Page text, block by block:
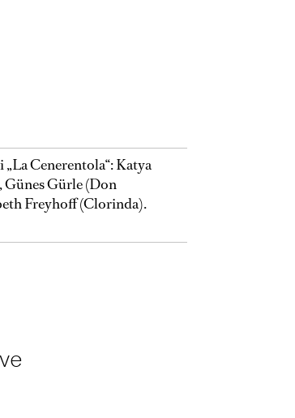
Cenerentola“: Katya
Günes Gürle (Don
Freyhoff (Clorinda).